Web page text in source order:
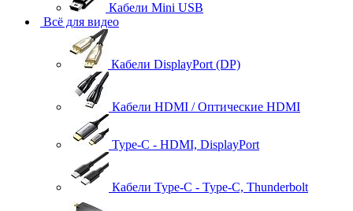
Кабели Mini USB
Всё для видео
Кабели DisplayPort (DP)
Кабели HDMI / Оптические HDMI
Type-C - HDMI, DisplayPort
Кабели Type-C - Type-C, Thunderbolt